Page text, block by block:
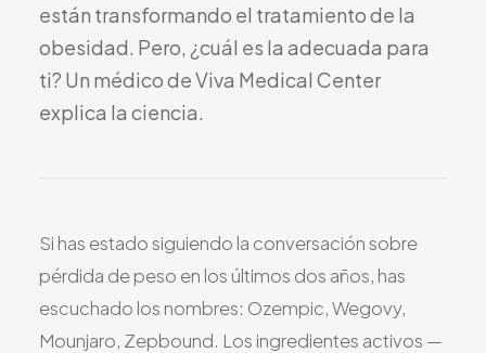
Pérdida de Peso
Terapia con Péptidos
Inyecciones Articulares
Escleroterapia
están transformando el tratamientode la
obesidad. Pero, ¿cuál es la adecuada para
ti? Un médicodeViva Medical Center
explica la ciencia.
Si has estado siguiendo la conversación sobre
pérdida de peso en los últimos dos años, has
escuchado los nombres: Ozempic, Wegovy,
Mounjaro, Zepbound. Los ingredientes activos —